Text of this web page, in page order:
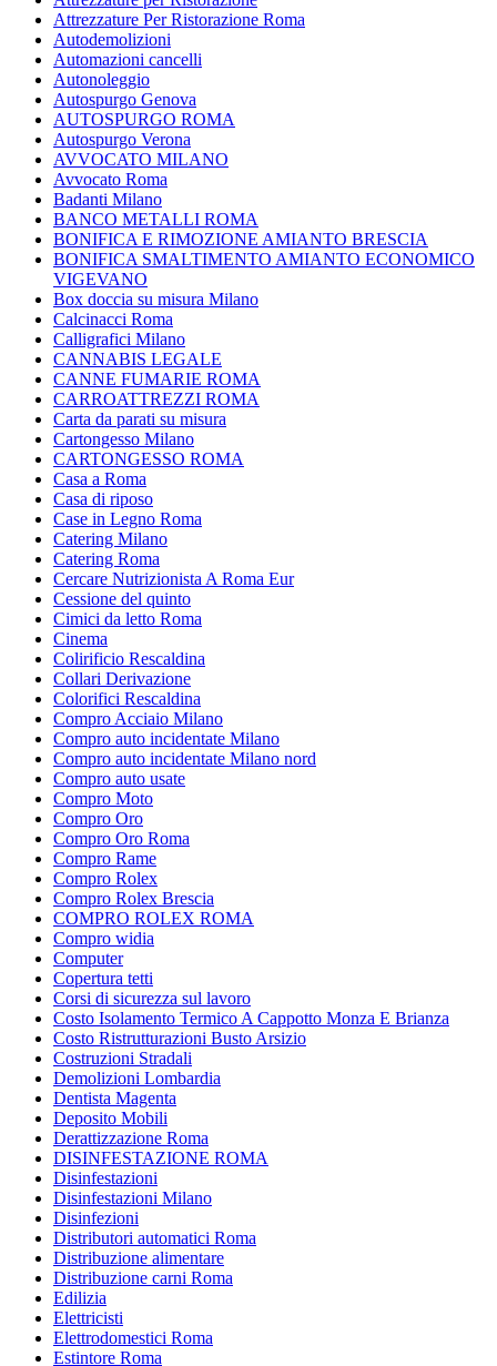
Attrezzature Per Ristorazione Roma
Autodemolizioni
Automazioni cancelli
Autonoleggio
Autospurgo Genova
AUTOSPURGO ROMA
Autospurgo Verona
AVVOCATO MILANO
Avvocato Roma
Badanti Milano
BANCO METALLI ROMA
BONIFICA E RIMOZIONE AMIANTO BRESCIA
BONIFICA SMALTIMENTO AMIANTO ECONOMICO
VIGEVANO
Box doccia su misura Milano
Calcinacci Roma
Calligrafici Milano
CANNABIS LEGALE
CANNE FUMARIE ROMA
CARROATTREZZI ROMA
Carta da parati su misura
Cartongesso Milano
CARTONGESSO ROMA
Casa a Roma
Casa di riposo
Case in Legno Roma
Catering Milano
Catering Roma
Cercare Nutrizionista A Roma Eur
Cessione del quinto
Cimici da letto Roma
Cinema
Colirificio Rescaldina
Collari Derivazione
Colorifici Rescaldina
Compro Acciaio Milano
Compro auto incidentate Milano
Compro auto incidentate Milano nord
Compro auto usate
Compro Moto
Compro Oro
Compro Oro Roma
Compro Rame
Compro Rolex
Compro Rolex Brescia
COMPRO ROLEX ROMA
Compro widia
Computer
Copertura tetti
Corsi di sicurezza sul lavoro
Costo Isolamento Termico A Cappotto Monza E Brianza
Costo Ristrutturazioni Busto Arsizio
Costruzioni Stradali
Demolizioni Lombardia
Dentista Magenta
Deposito Mobili
Derattizzazione Roma
DISINFESTAZIONE ROMA
Disinfestazioni
Disinfestazioni Milano
Disinfezioni
Distributori automatici Roma
Distribuzione alimentare
Distribuzione carni Roma
Edilizia
Elettricisti
Elettrodomestici Roma
Estintore Roma